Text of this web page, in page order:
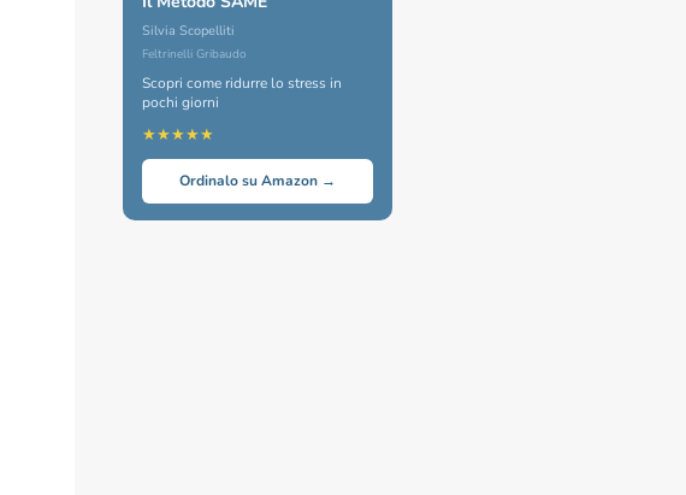
Silvia Scopelliti
Feltrinelli Gribaudo
Scopri come ridurre lo stress in
pochi giorni
★★★★★
Ordinalo su Amazon →